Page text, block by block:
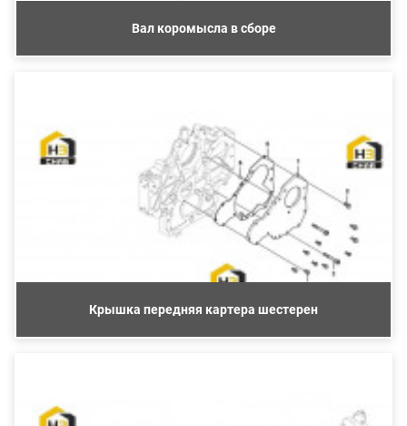
Вал коромысла в сборе
Крышка передняя картера шестерен